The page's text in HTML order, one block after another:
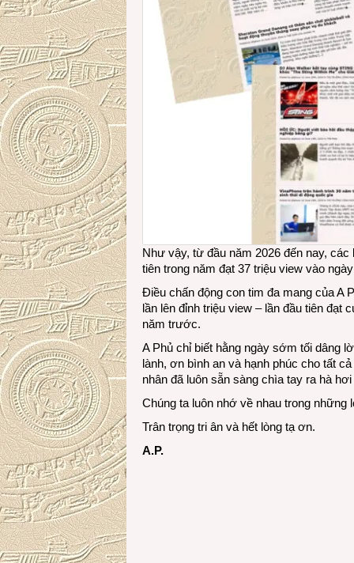
Như vậy, từ đầu năm 2026 đến nay,
tiên trong năm đạt 37 triệu view vào
Điều chấn động con tim đa mang của A
lần lên đỉnh triệu view – lần đầu tiên đạt
năm trước.
A Phủ chỉ biết hằng ngày sớm tối dâng
lành, ơn bình an và hạnh phúc cho tất
nhân đã luôn sẵn sàng chìa tay ra hà
Chúng ta luôn nhớ về nhau trong
Trân trọng tri ân và hết lòng tạ ơn.
A.P.